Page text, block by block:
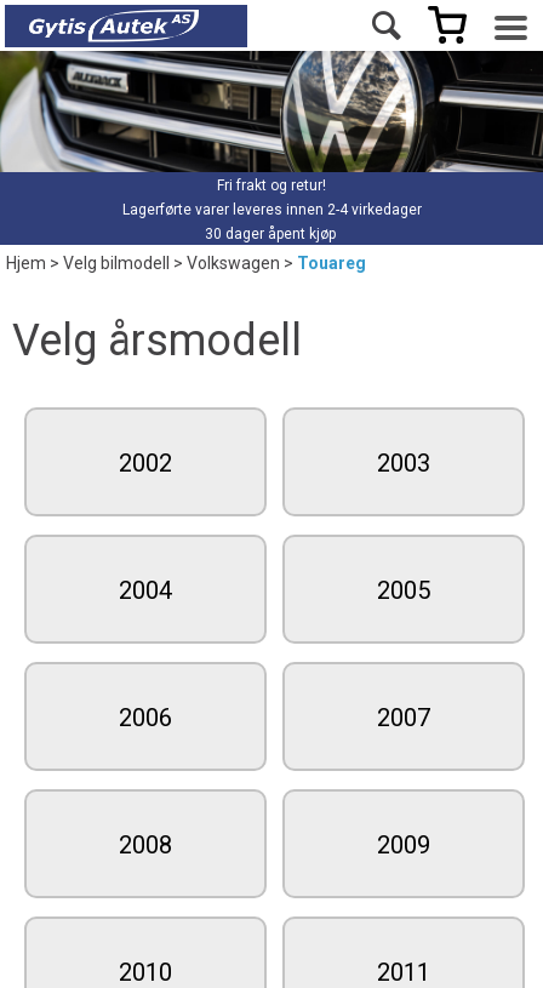
Fri frakt og retur!
Lagerførte varer leveres innen 2-4 virkedager
30 dager åpent kjøp
Hjem>Velg bilmodell >Volkswagen>Touareg
Velg årsmodell
2002 2003
2004 2005
2006 2007
2008 2009
2010 2011